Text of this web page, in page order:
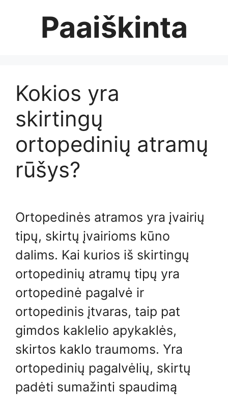
Paaiškinta
Kokios yra
skirtingų
ortopedinių atramų
rūšys?
Ortopedinės atramos yra įvairių
tipų, skirtų įvairioms kūno
dalims. Kai kurios iš skirtingų
ortopedinių atramų tipų yra
ortopedinė pagalvė ir
ortopedinis įtvaras, taip pat
gimdos kaklelio apykaklės,
skirtos kaklo traumoms. Yra
ortopedinių pagalvėlių, skirtų
padėti sumažinti spaudimą